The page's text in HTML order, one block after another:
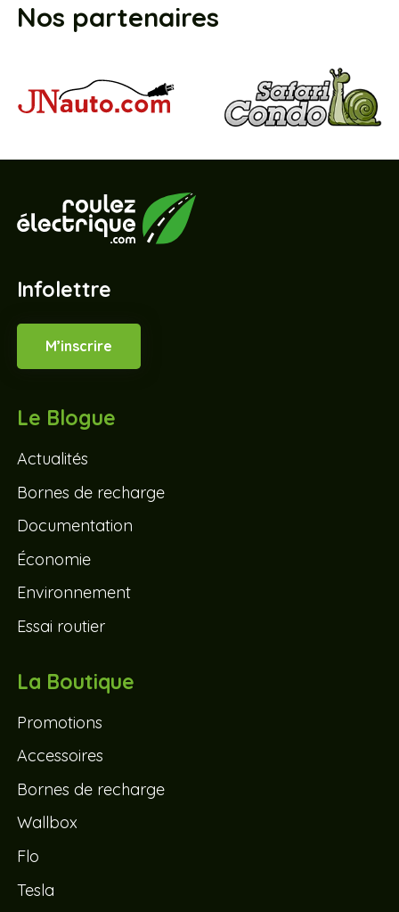
Nos partenaires
Infolettre
M’inscrire
Le Blogue
Actualités
Bornes de recharge
Documentation
Économie
Environnement
Essai routier
La Boutique
Promotions
Accessoires
Bornes de recharge
Wallbox
Flo
Tesla